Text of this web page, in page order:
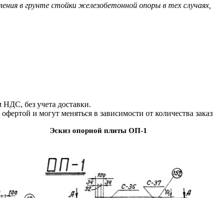
в грунте стойки железобетонной опоры в тех
без учета доставки.
и могут меняться в зависимости от количества
Эскиз опорной плиты ОП-1